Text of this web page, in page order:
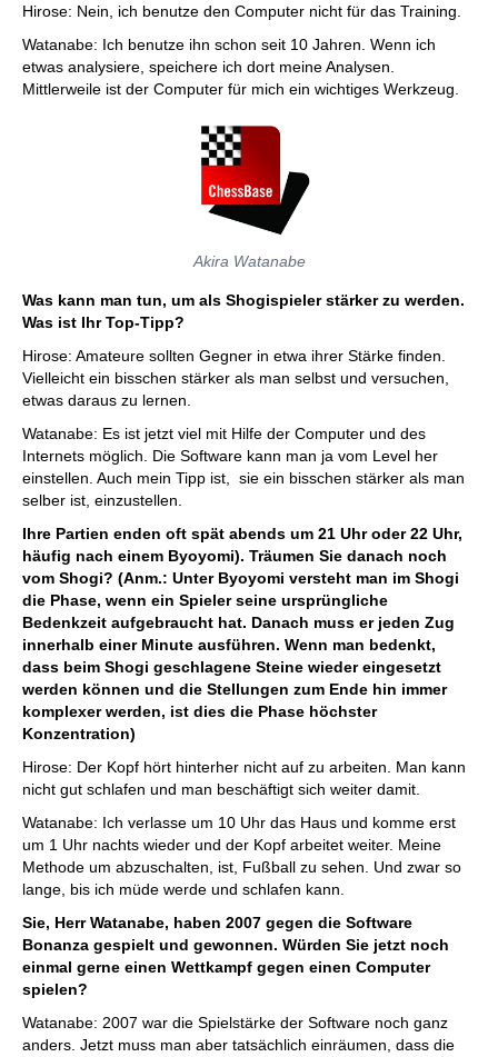
Hirose: Nein, ich benutze den Computer nicht für das Training.
Watanabe: Ich benutze ihn schon seit 10 Jahren. Wenn ich
etwas analysiere, speichere ich dort meine Analysen.
Mittlerweile ist der Computer für mich ein wichtiges Werkzeug.
Akira Watanabe
Was kann man tun, um als Shogispieler stärker zu werden.
Was ist Ihr Top-Tipp?
Hirose: Amateure sollten Gegner in etwa ihrer Stärke finden.
Vielleicht ein bisschen stärker als man selbst und versuchen,
etwas daraus zu lernen.
Watanabe: Es ist jetzt viel mit Hilfe der Computer und des
Internets möglich. Die Software kann man ja vom Level her
einstellen. Auch mein Tipp ist, sie ein bisschen stärker als man
selber ist, einzustellen.
Ihre Partien enden oft spät abends um 21 Uhr oder 22 Uhr,
häufig nach einem Byoyomi). Träumen Sie danach noch
vom Shogi? (Anm.: Unter Byoyomi versteht man im Shogi
die Phase, wenn ein Spieler seine ursprüngliche
Bedenkzeit aufgebraucht hat. Danach muss er jeden Zug
innerhalb einer Minute ausführen. Wenn man bedenkt,
dass beim Shogi geschlagene Steine wieder eingesetzt
werden können und die Stellungen zum Ende hin immer
komplexer werden, ist dies die Phase höchster
Konzentration)
Hirose: Der Kopf hört hinterher nicht auf zu arbeiten. Man kann
nicht gut schlafen und man beschäftigt sich weiter damit.
Watanabe: Ich verlasse um 10 Uhr das Haus und komme erst
um 1 Uhr nachts wieder und der Kopf arbeitet weiter. Meine
Methode um abzuschalten, ist, Fußball zu sehen. Und zwar so
lange, bis ich müde werde und schlafen kann.
Sie, Herr Watanabe, haben 2007 gegen die Software
Bonanza gespielt und gewonnen. Würden Sie jetzt noch
einmal gerne einen Wettkampf gegen einen Computer
spielen?
Watanabe: 2007 war die Spielstärke der Software noch ganz
anders. Jetzt muss man aber tatsächlich einräumen, dass die